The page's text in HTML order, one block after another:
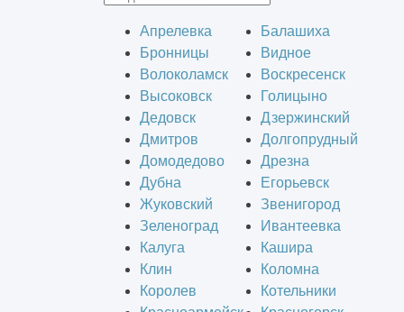
Апрелевка
Балашиха
Бронницы
Видное
Волоколамск
Воскресенск
Высоковск
Голицыно
Дедовск
Дзержинский
Дмитров
Долгопрудный
Домодедово
Дрезна
Дубна
Егорьевск
Жуковский
Звенигород
Зеленоград
Ивантеевка
Калуга
Кашира
Клин
Коломна
Королев
Котельники